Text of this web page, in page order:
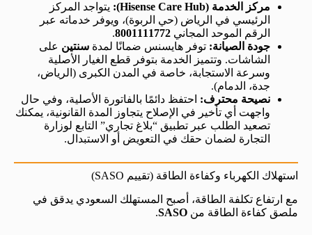
مركز الخدمة (Hisense Care Hub):
يتواجد المركز
الرئيسي في الرياض (حي الربوة)، ويوفر خدماته عبر
الرقم الموحد المجاني 8001111772
.
جودة الصيانة: توفر هايسنس ضمانًا لمدة سنتين على
الشاشات. وتتميز الخدمة بتوفر قطع الغيار الأصلية
وسرعة الاستجابة، خاصة في المدن الكبرى (الرياض،
جدة، الدمام).
نصيحة محترف: احتفظ دائمًا بالفاتورة الأصلية، وفي حال
واجهت أي تأخير في الإصلاح يتجاوز المدة القانونية، يمكنك
تصعيد الطلب عبر تطبيق “بلاغ تجاري” التابع لوزارة
التجارة لضمان حقك في التعويض أو الاستبدال.
استهلاك الكهرباء وكفاءة الطاقة (تقييم SASO)
مع ارتفاع تكلفة الطاقة، أصبح المستهلك السعودي يدقق في
ملصق كفاءة الطاقة من SASO
.